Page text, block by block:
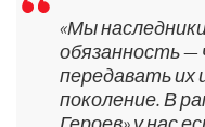
«Мы
обязанность —
передавать их
поколение. В